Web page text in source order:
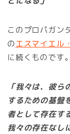
このプロパガン
の エスマイエル
に続くものです。
「我々は、彼
するための基盤
者として存在す
我々の存在なし